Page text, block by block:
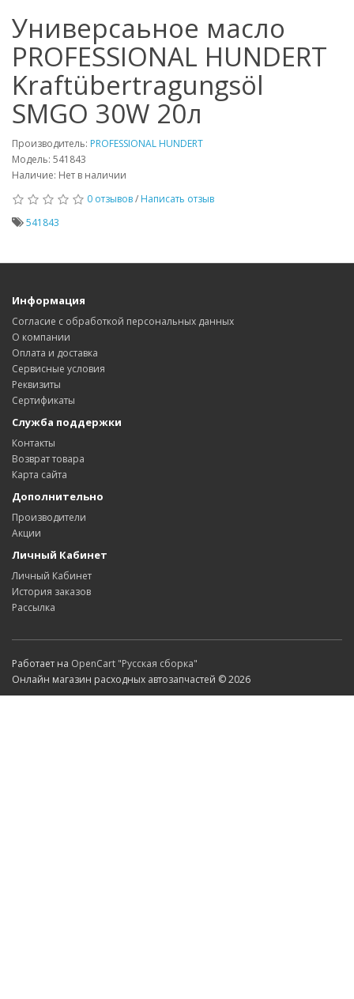
Универсаьное масло
PROFESSIONAL HUNDERT
Kraftübertragungsöl
SMGO 30W 20л
Производитель: PROFESSIONAL HUNDERT
Модель: 541843
Наличие: Нет в наличии
0 отзывов/ Написать отзыв
541843
Информация
Согласие с обработкой персональных данных
О компании
Оплата и доставка
Сервисные условия
Реквизиты
Сертификаты
Служба поддержки
Контакты
Возврат товара
Карта сайта
Дополнительно
Производители
Акции
Личный Кабинет
Личный Кабинет
История заказов
Рассылка
Работает на OpenCart "Русская сборка"
Онлайн магазин расходных автозапчастей © 2026